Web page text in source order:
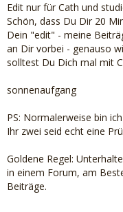
Edit nur für Cath und
Schön, dass Du Dir 20
Dein "edit" - meine
an Dir vorbei - genauso
solltest Du Dich mal mit
sonnenaufgang
PS: Normalerweise bin
Ihr zwei seid echt eine
Goldene Regel:
in einem Forum, am
Beiträge.